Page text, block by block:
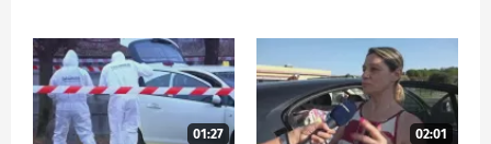
01:27 02:01